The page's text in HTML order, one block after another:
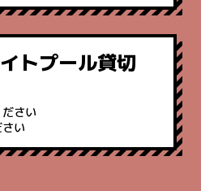
トプール貸切
さい
い